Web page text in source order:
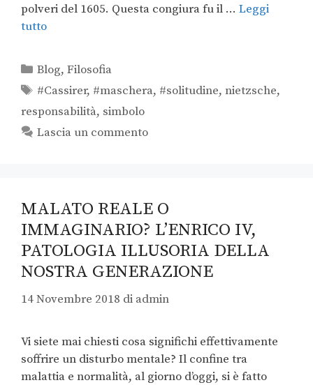
polveri del 1605. Questa congiura fu il … Leggi
tutto
Blog,Filosofia
#Cassirer, #maschera, #solitudine,nietzsche,
responsabilità, simbolo
Lascia un commento
MALATO REALE O
IMMAGINARIO? L’ENRICO IV,
PATOLOGIA ILLUSORIA DELLA
NOSTRA GENERAZIONE
14 Novembre 2018 di admin
Vi siete mai chiesti cosa significhi effettivamente
soffrire un disturbo mentale? Il confine tra
malattia e normalità, al giorno d’oggi, si è fatto